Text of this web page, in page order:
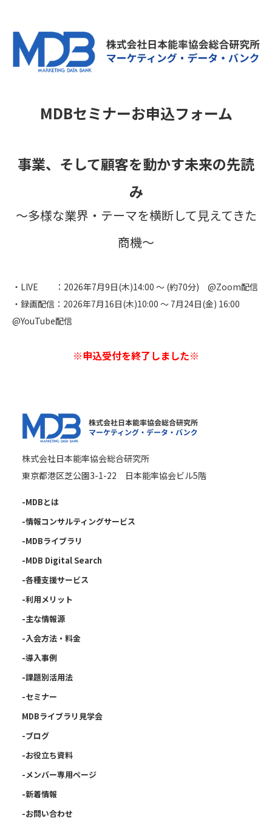
MDBセミナーお申込フォーム
事業、そして顧客を動かす未来の先読
み
～多様な業界・テーマを横断して見えてきた
商機～
・LIVE ：2026年7月9日(木)14:00 ～ (約70分) @Zoom配信
・録画配信：2026年7月16日(木)10:00 ～ 7月24日(金) 16:00
@YouTube配信
※申込受付を終了しました※
株式会社日本能率協会総合研究所
東京都港区芝公園3-1-22 日本能率協会ビル5階
-MDBとは
-情報コンサルティングサービス
-MDBライブラリ
-MDB Digital Search
-各種支援サービス
-利用メリット
-主な情報源
-入会方法・料金
-導入事例
-課題別活用法
-セミナー
MDBライブラリ見学会
-ブログ
-お役立ち資料
-メンバー専用ページ
-新着情報
-お問い合わせ